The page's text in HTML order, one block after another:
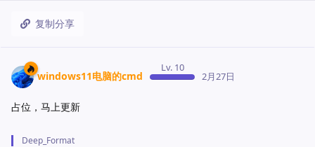
复制分享
windows11电脑的cmd
Lv. 10
2月27日
占位，马上更新
Deep_Format